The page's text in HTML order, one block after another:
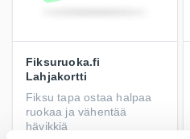
Fiksuruoka.fi
Lahjakortti
Fiksu tapa ostaa halpaa
ruokaa ja vähentää
hävikkiä